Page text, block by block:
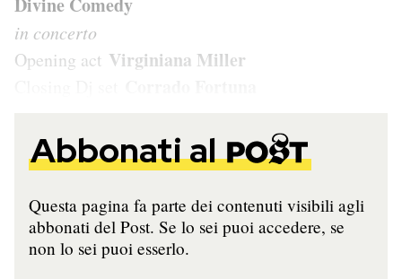
Divine Comedy
in concerto
Opening act Virginiana Miller
Abbonati al
Questa pagina fa parte dei contenuti visibili agli
abbonati del Post. Se lo sei puoi accedere, se
non lo sei puoi esserlo.